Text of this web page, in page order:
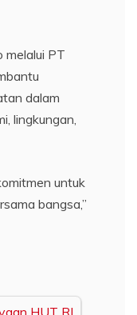
melalui PT
dalam
lingkungan,
untuk
bangsa,”